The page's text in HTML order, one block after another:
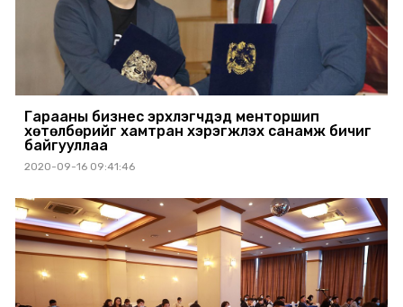
Гарааны бизнес эрхлэгчдэд менторшип
хөтөлбөрийг хамтран хэрэгжүүлэх санамж бичиг
байгууллаа
2020-09-16 09:41:46